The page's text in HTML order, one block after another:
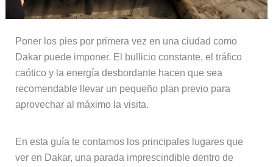
Poner los pies por primera vez en una ciudad como
Dakar puede imponer. El bullicio constante, el tráfico
caótico y la energía desbordante hacen que sea
recomendable llevar un pequeño plan previo para
aprovechar al máximo la visita.
En esta guía te contamos los principales lugares que
ver en Dakar, una parada imprescindible dentro de